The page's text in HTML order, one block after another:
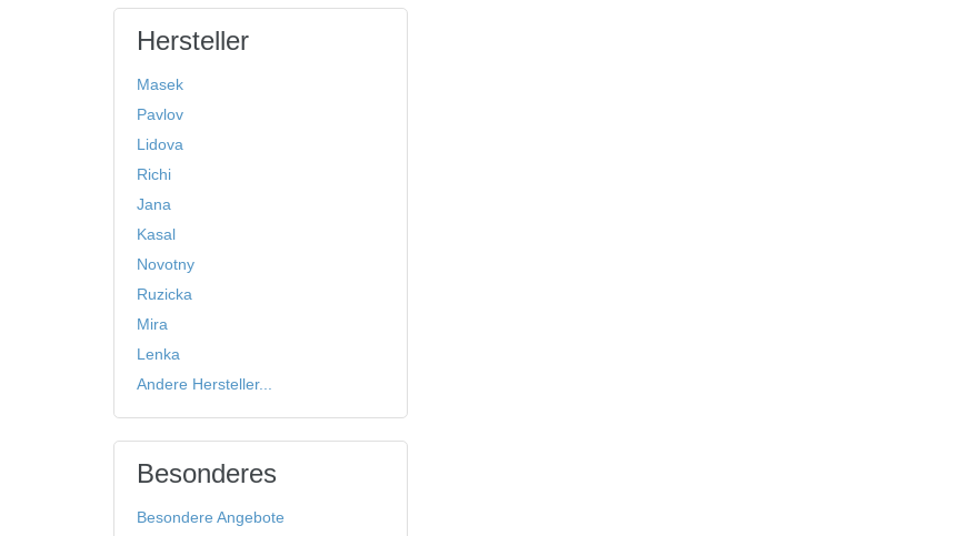
Hersteller
Masek
Pavlov
Lidova
Richi
Jana
Kasal
Novotny
Ruzicka
Mira
Lenka
Andere Hersteller...
Besonderes
Besondere Angebote